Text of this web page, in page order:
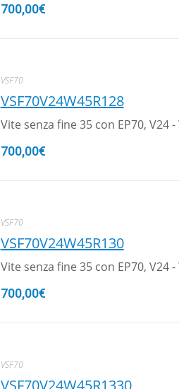
700,00€
VSF70
VSF70V24W45R128
Vite senza fine 35 con EP70, V24
700,00€
VSF70
VSF70V24W45R130
Vite senza fine 35 con EP70, V24
700,00€
VSF70
VSF70V24W45R1330